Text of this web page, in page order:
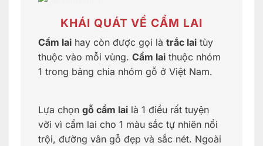
KHÁI QUÁT VỀ CẨM LAI
Cẩm lai hay còn được gọi là trắc lai tùy
thuộc vào mỗi vùng. Cẩm lai thuộc nhóm
1 trong bảng chia nhóm gỗ ở Việt Nam.
Lựa chọn gỗ cẩm lai là 1 điều rất tuyện
vời vì cẩm lai cho 1 màu sắc tự nhiên nổi
trội, đường vân gỗ đẹp và sắc nét. Ngoài